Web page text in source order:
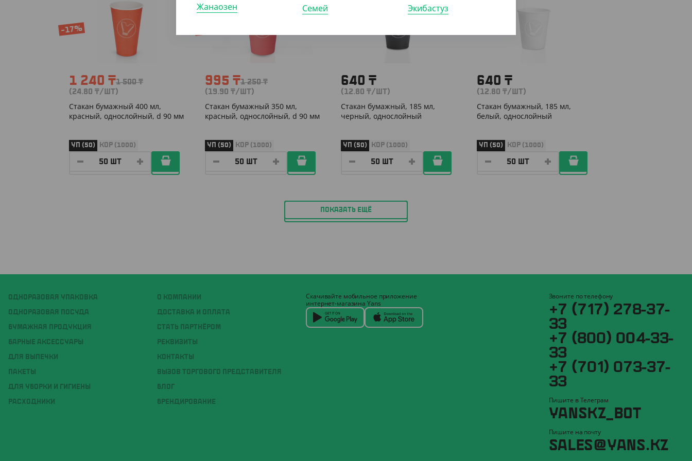
-17%
1 240 ₸1 500₸
(24.80 ₸/ШТ)
Cтакан бумажный 400 мл,
красный, однослойный, d 90 мм
УП (50) КОР (1000)
995 ₸1 250₸
(19.90 ₸/ШТ)
Cтакан бумажный 350 мл,
красный, однослойный, d 90 мм
УП (50) КОР (1000)
640 ₸
(12.80 ₸/ШТ)
Стакан бумажный, 185 мл,
черный, однослойный
УП (50) КОР (1000)
640 ₸
(12.80 ₸/ШТ)
Стакан бумажный, 185 мл,
белый, однослойный
УП (50) КОР (1000)
ПОКАЗАТЬ ЕЩЁ
ОДНОРАЗОВАЯ УПАКОВКА
ОДНОРАЗОВАЯ ПОСУДА
БУМАЖНАЯ ПРОДУКЦИЯ
БАРНЫЕ АКСЕССУАРЫ
ДЛЯ ВЫПЕЧКИ
ПАКЕТЫ
ДЛЯ УБОРКИ И ГИГИЕНЫ
РАСХОДНИКИ
О КОМПАНИИ
ДОСТАВКА И ОПЛАТА
СТАТЬ ПАРТНЁРОМ
РЕКВИЗИТЫ
КОНТАКТЫ
ВЫЗОВ ТОРГОВОГО ПРЕДСТАВИТЕЛЯ
БЛОГ
БРЕНДИРОВАНИЕ
Скачивайте мобильное приложение
интернет-магазина Yans
Звоните по телефону
+7 (717) 278-37-
33
+7 (800) 004-33-
33
+7 (701) 073-37-
33
Пишите в Телеграм
YANSKZ_BOT
Пишите на почту
SALES@YANS.KZ
Жанаозен
Семей
Экибастуз